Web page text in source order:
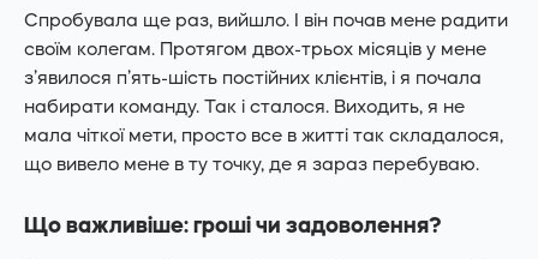
Спробувала ще раз, вийшло. І він почав мене радити
своїм колегам. Протягом двох-трьох місяців у мене
з’явилося п’ять-шість постійних клієнтів, і я почала
набирати команду. Так і сталося. Виходить, я не
мала чіткої мети, просто все в житті так складалося,
що вивело мене в ту точку, де я зараз перебуваю.
Що важливіше: гроші чи задоволення?